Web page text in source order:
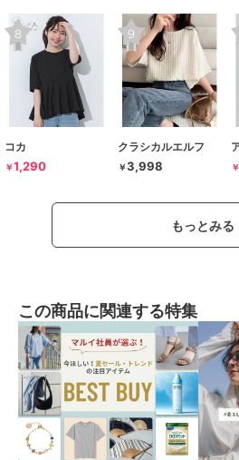
コカ
￥1,290
クラシカルエルフ
￥3,998 ￥
もっとみる
この商品に関連する特集